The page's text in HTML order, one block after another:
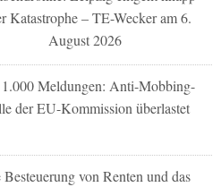
Katastrophe – TE-Wecker am 6.
August 2026
1.000 Meldungen: Anti-Mobbing-
der EU-Kommission überlastet
von Renten und das